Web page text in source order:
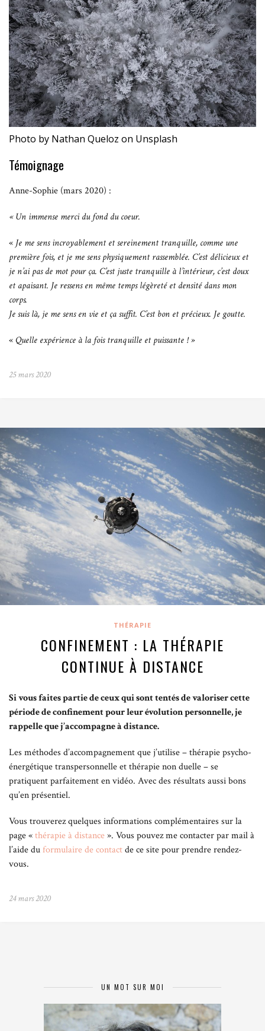
Photo by Nathan Queloz on Unsplash
Témoignage
Anne-Sophie (mars 2020) :
« Un immense merci du fond du coeur.
« Je me sens incroyablement et sereinement tranquille, comme une
première fois, et je me sens physiquement rassemblée. C’est délicieux et
je n’ai pas de mot pour ça. C’est juste tranquille à l’intérieur, c’est doux
et apaisant. Je ressens en même temps légèreté et densité dans mon
corps.
Je suis là, je me sens en vie et ça suffit. C’est bon et précieux. Je goutte.
« Quelle expérience à la fois tranquille et puissante ! »
25 mars 2020
THÉRAPIE
CONFINEMENT : LA THÉRAPIE
CONTINUE À DISTANCE
Si vous faites partie de ceux qui sont tentés de valoriser cette
période de confinement pour leur évolution personnelle, je
rappelle que j’accompagne à distance.
Les méthodes d’accompagnement que j’utilise – thérapie psycho-
énergétique transpersonnelle et thérapie non duelle – se
pratiquent parfaitement en vidéo. Avec des résultats aussi bons
qu’en présentiel.
Vous trouverez quelques informations complémentaires sur la
page «thérapie à distance». Vous pouvez me contacter par mail à
l’aide duformulaire de contactde ce site pour prendre rendez-
vous.
24 mars 2020
UN MOT SUR MOI